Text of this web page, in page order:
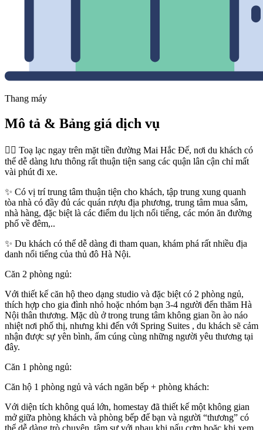
Thang máy
Mô tả & Bảng giá dịch vụ
👉🏻 Toạ lạc ngay trên mặt tiền đường Mai Hắc Đế, nơi du khách có
thể dễ dàng lưu thông rất thuận tiện sang các quận lân cận chỉ mất
vài phút đi xe.
✨ Có vị trí trung tâm thuận tiện cho khách, tập trung xung quanh
tòa nhà có đầy đủ các quán rượu địa phương, trung tâm mua sắm,
nhà hàng, đặc biệt là các điểm du lịch nổi tiếng, các món ăn đường
phố về đêm,..
✨ Du khách có thể dễ dàng đi tham quan, khám phá rất nhiều địa
danh nổi tiếng của thủ đô Hà Nội.
Căn 2 phòng ngủ:
Với thiết kế căn hộ theo dạng studio và đặc biệt có 2 phòng ngủ,
thích hợp cho gia đình nhỏ hoặc nhóm bạn 3-4 người đến thăm Hà
Nội thân thương. Mặc dù ở trong trung tâm không gian ồn ào náo
nhiệt nơi phố thị, nhưng khi đến với Spring Suites , du khách sẽ cảm
nhận được sự yên bình, ấm cúng cùng những người yêu thương tại
đây.
Căn 1 phòng ngủ:
Căn hộ 1 phòng ngủ và vách ngăn bếp + phòng khách:
Với diện tích không quá lớn, homestay đã thiết kế một không gian
mở giữa phòng khách và phòng bếp để bạn và người “thương” có
thể dễ dàng trò chuyện, tâm sự với nhau khi nấu cơm hoặc khi xem